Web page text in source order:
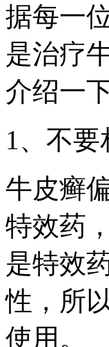
据每一
是治疗
介绍一下
1、不
牛皮癣
特效药
是特效
性，所
使用。